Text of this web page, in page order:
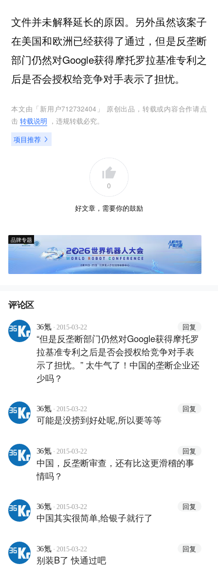
文件并未解释延长的原因。另外虽然该案子
在美国和欧洲已经获得了通过，但是反垄断
部门仍然对Google获得摩托罗拉基准专利之
后是否会授权给竞争对手表示了担忧。
本文由「 新用户712732404 」 原创出品，转载或内容合作请点
击 转载说明 ，违规转载必究。
项目推荐
0
好文章，需要你的鼓励
品牌专题
评论区
36氪 · 2015-03-22 回复
“但是反垄断部门仍然对Google获得摩托罗
拉基准专利之后是否会授权给竞争对手表
示了担忧。” 太牛气了！中国的垄断企业还
少吗？
36氪 · 2015-03-22 回复
可能是没捞到好处呢,所以要等等
36氪 · 2015-03-22 回复
中国，反垄断审查，还有比这更滑稽的事
情吗？
36氪 · 2015-03-22 回复
中国其实很简单,给银子就行了
36氪 · 2015-03-22 回复
别装B了 快通过吧